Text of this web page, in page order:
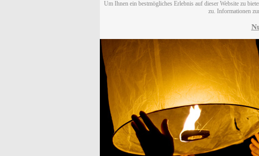
Um Ihnen ein bestmögliches Erlebnis auf dieser Website zu
zu. Informationen